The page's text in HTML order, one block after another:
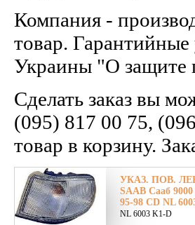
Компания -
товар. Гарантийные
Украины "О защите
Сделать заказ вы
(095) 817 00 75,
товар в корзину.
УКАЗ. ПОВ.
SAAB Сааб
95-98 CD NL
NL 6003 K1-D